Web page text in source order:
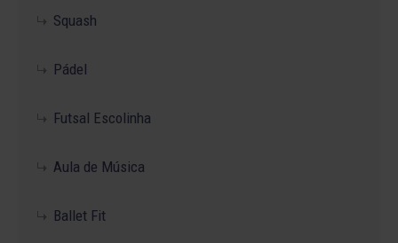
Squash
Pádel
Futsal Escolinha
Aula de Música
Ballet Fit